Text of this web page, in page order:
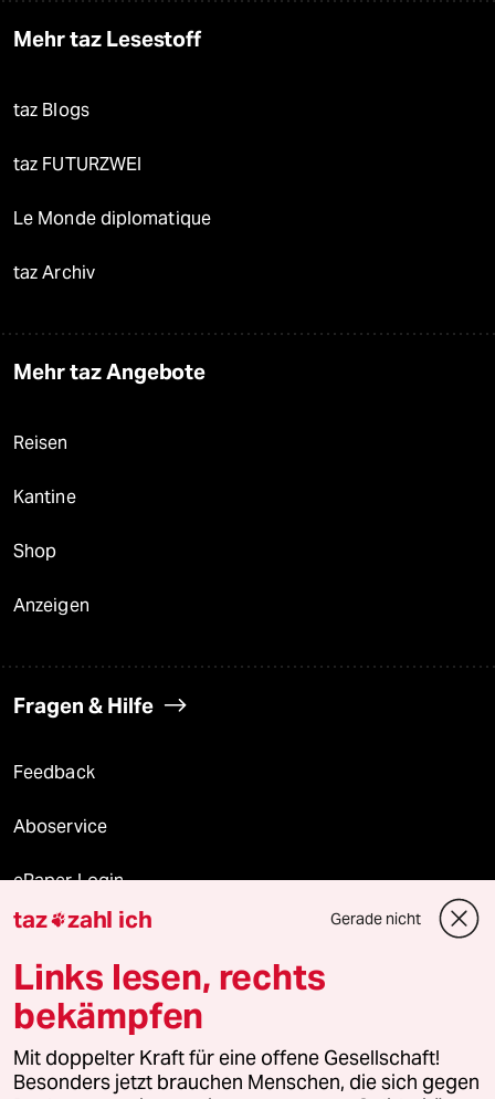
Mehr taz Lesestoff
taz Blogs
taz FUTURZWEI
Le Monde diplomatique
taz Archiv
Mehr taz Angebote
Reisen
Kantine
Shop
Anzeigen
Fragen & Hilfe
Feedback
Aboservice
ePaper Login
Downloads für Abonnierende
© 2026 taz Verlags und Vertriebs GmbH
Alle Rechte vorbehalten. Bei rechtlichen Fragen oder für Genehmigungen
wenden Sie sich bitte an
lizenzen@taz.de
taz zahl ich Gerade nicht
Links lesen, rechts
bekämpfen
Mit doppelter Kraft für eine offene Gesellschaft!
Besonders jetzt brauchen Menschen, die sich gegen